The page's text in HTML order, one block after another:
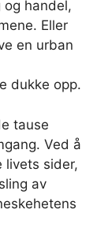
handel,
Eller
en urban
dukke opp.
tause
Ved å
livets sider,
av